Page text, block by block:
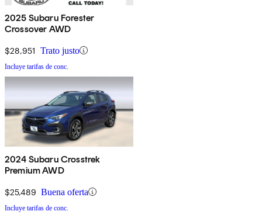
2025 Subaru Forester
Crossover AWD
$28,951 Trato justo
Incluye tarifas de conc.
2024 Subaru Crosstrek
Premium AWD
$25,489 Buena oferta
Incluye tarifas de conc.